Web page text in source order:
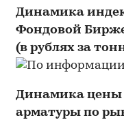
Динамика
Фондовой
(в рублях за
Динамика цены
арматуры по